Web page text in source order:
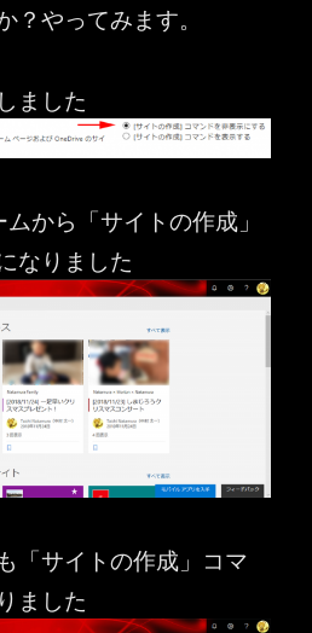
？やってみます。
ました
から「サイトの作成」
なりました
「サイトの作成」コマ
ました